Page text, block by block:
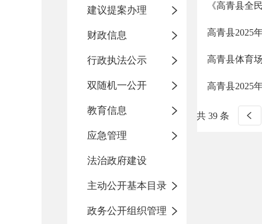
建议提案办理
财政信息
行政执法公示
双随机一公开
教育信息
应急管理
法治政府建设
主动公开基本目录
政务公开组织管理
《高青县全
高青县2025
高青县体育
高青县2025
共 39 条